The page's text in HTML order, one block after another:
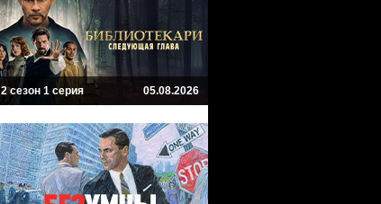
2 сезон 1 серия 05.08.2026